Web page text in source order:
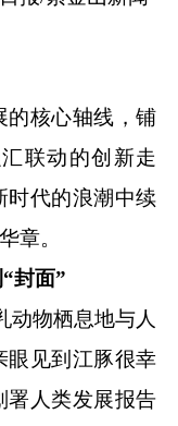
核心轴线，铺
联动的创新走
时代的浪潮中续
章。
封面”
物栖息地与人
眼见到江豚很幸
署人类发展报告